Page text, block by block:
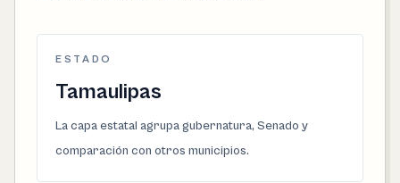
ESTADO
Tamaulipas
La capa estatal agrupa gubernatura, Senado y
comparación con otros municipios.